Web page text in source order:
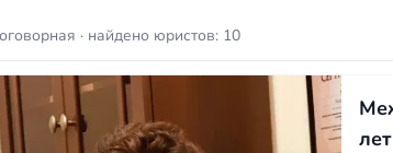
· найдено юристов: 10